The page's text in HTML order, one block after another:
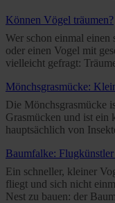
Können Vögel träumen?
Wer schon einmal
oder einen Vogel mit
vielleicht gefragt:
Mönchsgrasmücke:
Die Mönchsgrasmücke
Grasmücken und ist ein
hauptsächlich von
Baumfalke:
Ein schneller, kleiner
fliegt und sich nicht
Nest zu bauen: der